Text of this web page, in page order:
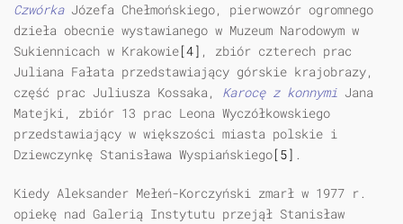
CzwórkaJózefa Chełmońskiego, pierwowzór ogromnego
dzieła obecnie wystawianego w Muzeum Narodowym w
Sukiennicach w Krakowie[4] , zbiór czterech prac
Juliana Fałata przedstawiający górskie krajobrazy,
część prac Juliusza Kossaka, Karocę z konnymi Jana
Matejki, zbiór 13 prac Leona Wyczółkowskiego
przedstawiający w większości miasta polskie i
Dziewczynkę Stanisława Wyspiańskiego[5] .
Kiedy Aleksander Mełeń-Korczyński zmarł w 1977 r.
opiekę nad Galerią Instytutu przejął Stanisław